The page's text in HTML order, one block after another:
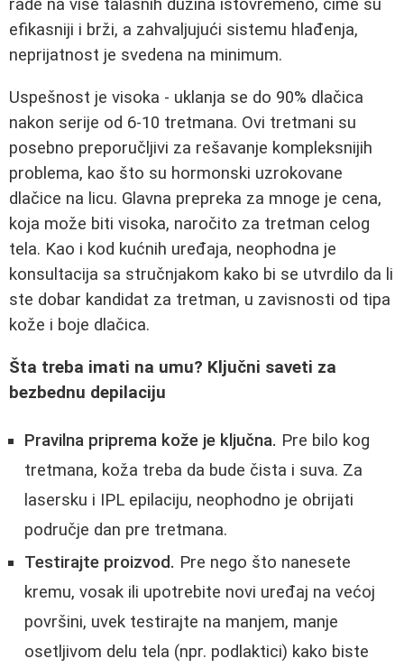
rade na više talasnih dužina istovremeno, čime su
efikasniji i brži, a zahvaljujući sistemu hlađenja,
neprijatnost je svedena na minimum.
Uspešnost je visoka - uklanja se do 90% dlačica
nakon serije od 6-10 tretmana. Ovi tretmani su
posebno preporučljivi za rešavanje kompleksnijih
problema, kao što su hormonski uzrokovane
dlačice na licu. Glavna prepreka za mnoge je cena,
koja može biti visoka, naročito za tretman celog
tela. Kao i kod kućnih uređaja, neophodna je
konsultacija sa stručnjakom kako bi se utvrdilo da li
ste dobar kandidat za tretman, u zavisnosti od tipa
kože i boje dlačica.
Šta treba imati na umu? Ključni saveti za
bezbednu depilaciju
Pravilna priprema kože je ključna. Pre bilo kog
tretmana, koža treba da bude čista i suva. Za
lasersku i IPL epilaciju, neophodno je obrijati
područje dan pre tretmana.
Testirajte proizvod. Pre nego što nanesete
kremu, vosak ili upotrebite novi uređaj na većoj
površini, uvek testirajte na manjem, manje
osetljivom delu tela (npr. podlaktici) kako biste